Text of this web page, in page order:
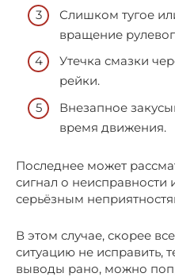
Слишком тугое
вращение
Утечка смазки
рейки.
Внезапное
время движения.
Последнее может
сигнал о неисправности
серьёзным
В этом случае, скорее
ситуацию не исправить,
выводы рано, можно